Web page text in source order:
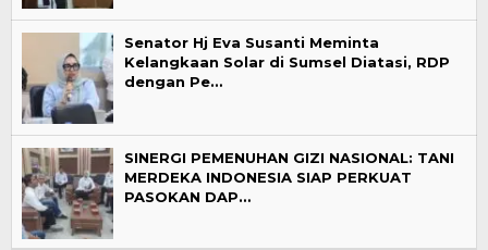
Senator Hj Eva Susanti Meminta
Kelangkaan Solar di Sumsel Diatasi, RDP
dengan Pe…
SINERGI PEMENUHAN GIZI NASIONAL: TANI
MERDEKA INDONESIA SIAP PERKUAT
PASOKAN DAP…